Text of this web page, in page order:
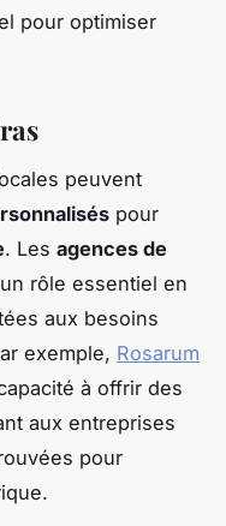
pour optimiser
peuvent
pour
. Les agences de
rôle essentiel en
aux besoins
exemple, Rosarum
à offrir des
aux entreprises
pour